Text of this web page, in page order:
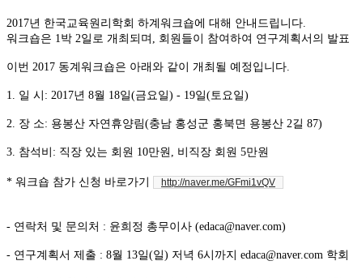
2017년 한국교육원리학회 하계워크숍에 대해 안내드립니다.
워크숍은 1박 2일로 개최되며, 회원들이 참여하여 연구계획서의 발
이번 2017 동계워크숍은 아래와 같이 개최될 예정입니다.
1. 일 시: 2017년 8월 18일(금요일) - 19일(토요일)
2. 장 소: 용봉산 자연휴양림(충남 홍성군 홍북면 용봉산 2길 87)
3. 참석비: 직장 있는 회원 10만원, 비직장 회원 5만원
* 워크숍 참가 신청 바로가기 http://naver.me/GFmi1vQV
- 연락처 및 문의처 : 윤희정 총무이사 (edaca@naver.com)
- 연구계획서 제출 : 8월 13일(일) 저녁 6시까지 edaca@naver.com 학